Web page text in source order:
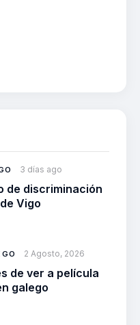
3 días ago
de discriminación
Vigo
2 Agosto, 2026
de ver a película
galego